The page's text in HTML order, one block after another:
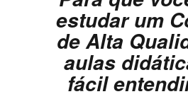
estudar um
de Alta
aulas
fácil